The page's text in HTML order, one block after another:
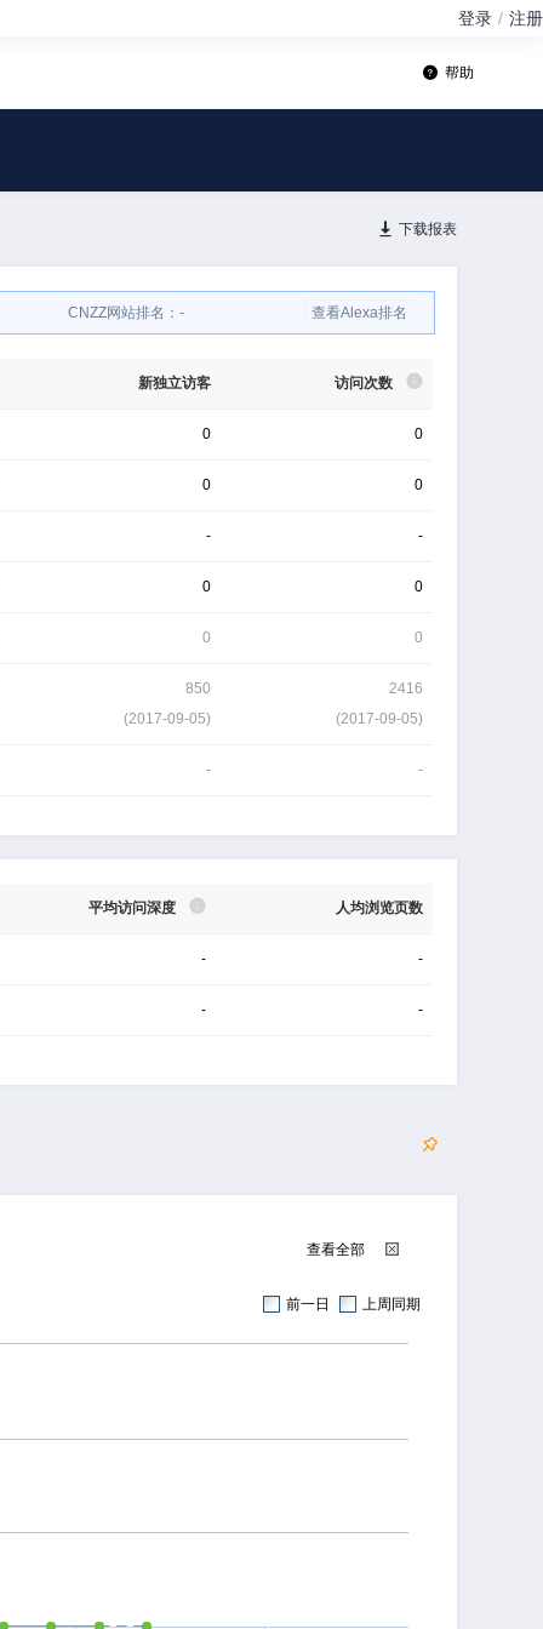
登录 / 注册
帮助
下载报表
CNZZ网站排名： - 查看Alexa排名
新独立访客 访问次数
0 0
0 0
- -
0 0
0 0
850
(2017-09-05)
2416
(2017-09-05)
- -
平均访问深度 人均浏览页数
- -
- -
查看全部
前一日 上周同期